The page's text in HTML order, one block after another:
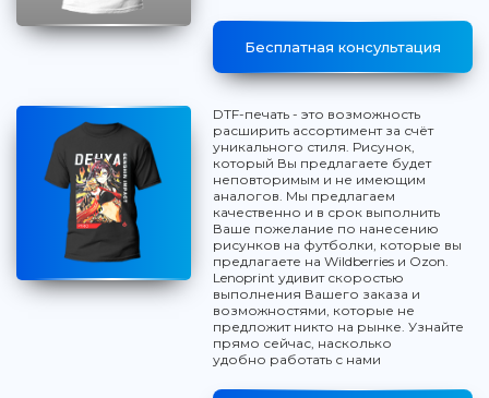
Бесплатная консультация
DTF-печать - это возможность
расширить ассортимент за счёт
уникального стиля. Рисунок,
который Вы предлагаете будет
неповторимым и не имеющим
аналогов. Мы предлагаем
качественно и в срок выполнить
Ваше пожелание по нанесению
рисунков на футболки, которые вы
предлагаете на Wildberries и Ozon.
Lenoprint удивит скоростью
выполнения Вашего заказа и
возможностями, которые не
предложит никто на рынке. Узнайте
прямо сейчас, насколько
удобно работать с нами